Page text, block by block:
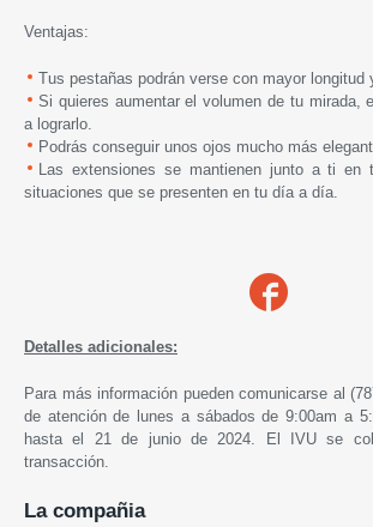
Ventajas:
Tus pestañas podrán verse con mayor longitud
Si quieres aumentar el volumen de tu mirada,
a lograrlo.
Podrás conseguir unos ojos mucho más
Las extensiones se mantienen junto a ti en
situaciones que se presenten en tu día a día.
Detalles adicionales:
Para más información pueden comunicarse al
de atención de lunes a sábados de 9:00am a
hasta el 21 de junio de 2024. El IVU se
transacción.
La compañia